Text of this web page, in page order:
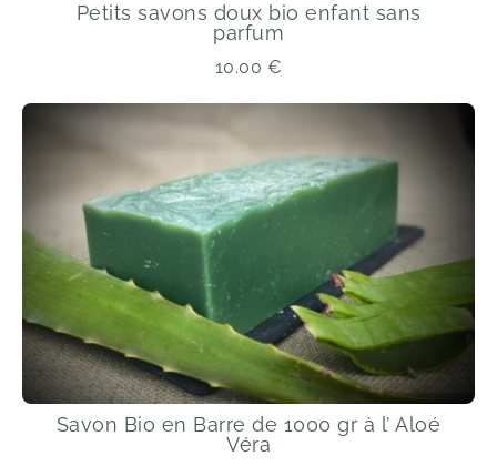
Petits savons doux bio enfant sans
parfum
10.00 €
Savon Bio en Barre de 1000 gr à l’ Aloé
Véra